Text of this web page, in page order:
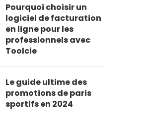
Pourquoi choisir un
logiciel de facturation
en ligne pour les
professionnels avec
Toolcie
Le guide ultime des
promotions de paris
sportifs en 2024